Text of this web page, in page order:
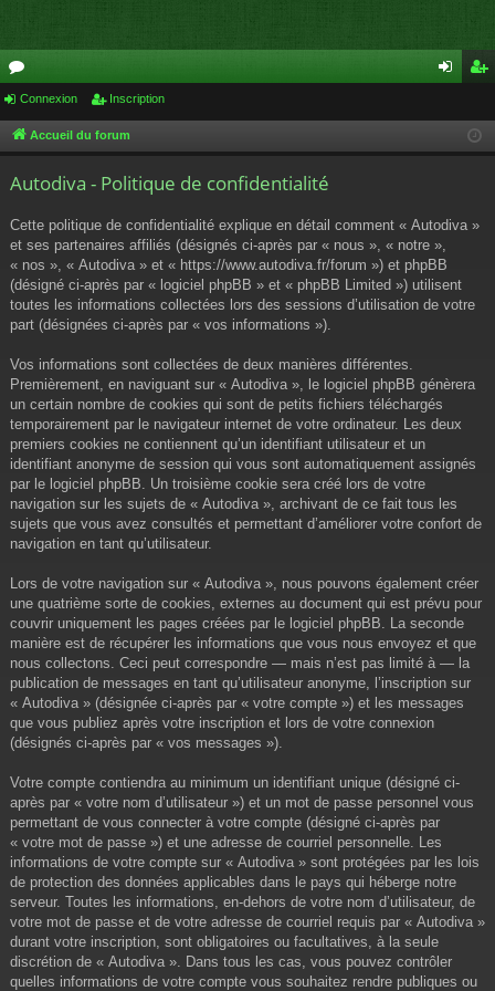
or
u cri
Connexion Inscription
Accueil du forum
Autodiva - Politique de confidentialité
Cette politique de confidentialité explique en détail comment « Autodiva »
et ses partenaires affiliés (désignés ci-après par « nous », « notre »,
« nos », « Autodiva » et « https://www.autodiva.fr/forum ») et phpBB
(désigné ci-après par « logiciel phpBB » et « phpBB Limited ») utilisent
toutes les informations collectées lors des sessions d’utilisation de votre
part (désignées ci-après par « vos informations »).
Vos informations sont collectées de deux manières différentes.
Premièrement, en naviguant sur « Autodiva », le logiciel phpBB génèrera
un certain nombre de cookies qui sont de petits fichiers téléchargés
temporairement par le navigateur internet de votre ordinateur. Les deux
premiers cookies ne contiennent qu’un identifiant utilisateur et un
identifiant anonyme de session qui vous sont automatiquement assignés
par le logiciel phpBB. Un troisième cookie sera créé lors de votre
navigation sur les sujets de « Autodiva », archivant de ce fait tous les
sujets que vous avez consultés et permettant d’améliorer votre confort de
navigation en tant qu’utilisateur.
Lors de votre navigation sur « Autodiva », nous pouvons également créer
une quatrième sorte de cookies, externes au document qui est prévu pour
couvrir uniquement les pages créées par le logiciel phpBB. La seconde
manière est de récupérer les informations que vous nous envoyez et que
nous collectons. Ceci peut correspondre — mais n’est pas limité à — la
publication de messages en tant qu’utilisateur anonyme, l’inscription sur
« Autodiva » (désignée ci-après par « votre compte ») et les messages
que vous publiez après votre inscription et lors de votre connexion
(désignés ci-après par « vos messages »).
Votre compte contiendra au minimum un identifiant unique (désigné ci-
après par « votre nom d’utilisateur ») et un mot de passe personnel vous
permettant de vous connecter à votre compte (désigné ci-après par
« votre mot de passe ») et une adresse de courriel personnelle. Les
informations de votre compte sur « Autodiva » sont protégées par les lois
de protection des données applicables dans le pays qui héberge notre
serveur. Toutes les informations, en-dehors de votre nom d’utilisateur, de
votre mot de passe et de votre adresse de courriel requis par « Autodiva »
durant votre inscription, sont obligatoires ou facultatives, à la seule
discrétion de « Autodiva ». Dans tous les cas, vous pouvez contrôler
quelles informations de votre compte vous souhaitez rendre publiques ou